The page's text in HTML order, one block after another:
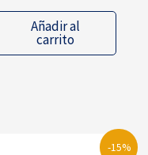
original
era:
actual
$30.592.
Añadir al
carrito
-15%